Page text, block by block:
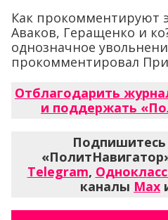
Как прокомментируют
Аваков, Геращенко и
однозначное
прокомментировал
Отблагодарить
и поддержать
Подпишитесь
Telegram,
каналы Max